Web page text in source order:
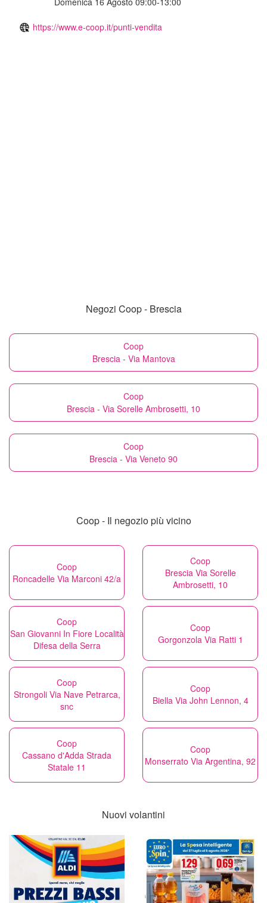
https://www.e-coop.it/punti-vendita
Negozi Coop - Brescia
Coop
Brescia - Via Mantova
Coop
Brescia - Via Sorelle Ambrosetti, 10
Coop
Brescia - Via Veneto 90
Coop - Il negozio più vicino
Coop
Roncadelle Via Marconi 42/a
Coop
Brescia Via Sorelle
Ambrosetti, 10
Coop
San Giovanni In Fiore Località
Difesa della Serra
Coop
Gorgonzola Via Ratti 1
Coop
Strongoli Via Nave Petrarca,
snc
Coop
Biella Via John Lennon, 4
Coop
Cassano d'Adda Strada
Statale 11
Coop
Monserrato Via Argentina, 92
Nuovi volantini